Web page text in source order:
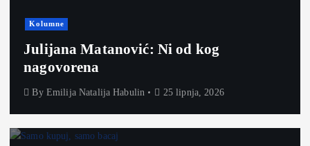
Kolumne
Julijana Matanović: Ni od kog
nagovorena
By Emilija Natalija Habulin 25 lipnja, 2026